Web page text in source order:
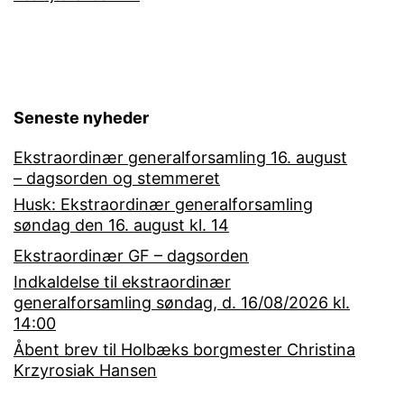
Seneste nyheder
Ekstraordinær generalforsamling 16. august
– dagsorden og stemmeret
Husk: Ekstraordinær generalforsamling
søndag den 16. august kl. 14
Ekstraordinær GF – dagsorden
Indkaldelse til ekstraordinær
generalforsamling søndag, d. 16/08/2026 kl.
14:00
Åbent brev til Holbæks borgmester Christina
Krzyrosiak Hansen